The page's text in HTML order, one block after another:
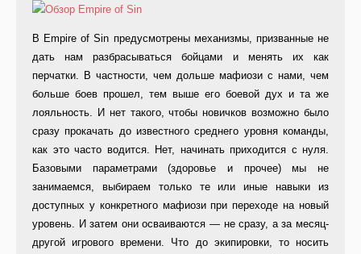
В Empire of Sin предусмотрены механизмы, призванные не
дать нам разбрасываться бойцами и менять их как
перчатки. В частности, чем дольше мафиози с нами, чем
больше боев прошел, тем выше его боевой дух и та же
лояльность. И нет такого, чтобы новичков возможно было
сразу прокачать до известного среднего уровня команды,
как это часто водится. Нет, начинать приходится с нуля.
Базовыми параметрами (здоровье и прочее) мы не
занимаемся, выбираем только те или иные навыки из
доступных у конкретного мафиози при переходе на новый
уровень. И затем они осваиваются — не сразу, а за месяц-
другой игрового времени. Что до экипировки, то носить